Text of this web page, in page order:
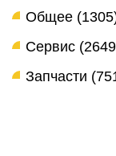
Общее
Сервис
Запчасти